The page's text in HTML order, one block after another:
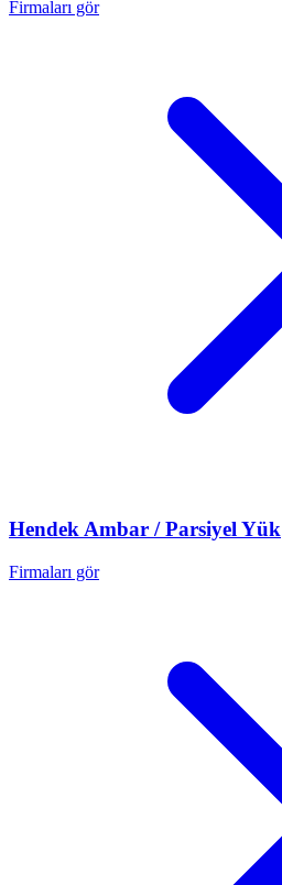
Firmaları gör
HendekAmbar / Parsiyel Yük
Firmaları gör